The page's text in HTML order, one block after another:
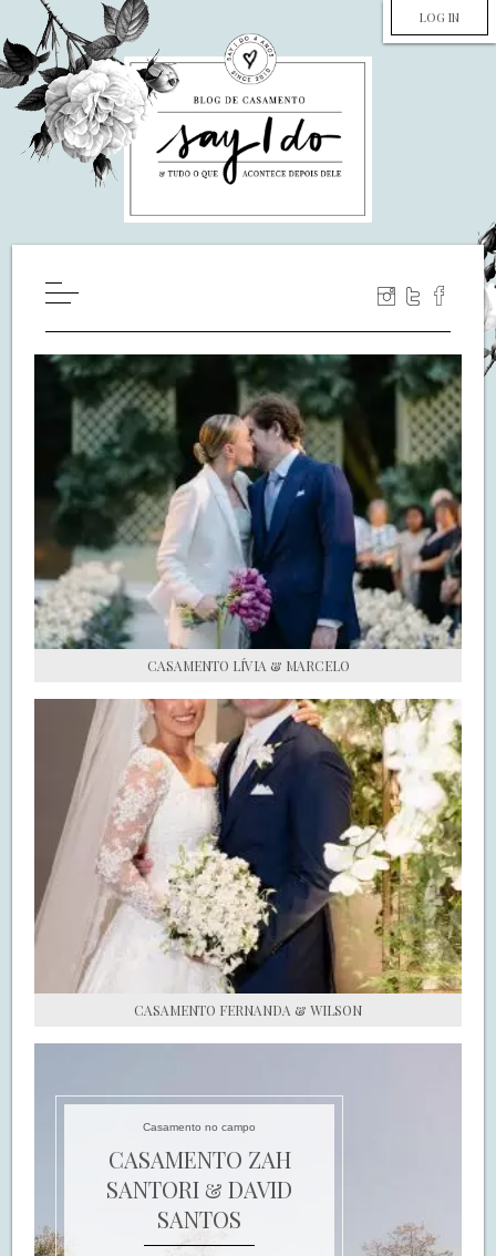
LOG IN
WILL YOU MARRY ME?
LUA DE MEL
COZINHA
DECORAÇÃO
DE NOIVA PRA NOIVA
S.O.S CASADAS
FALE COM O SAY I DO
CASAMENTO LÍVIA & MARCELO
CASAMENTO FERNANDA & WILSON
Casamento no campo
CASAMENTO ZAH
SANTORI & DAVID
SANTOS